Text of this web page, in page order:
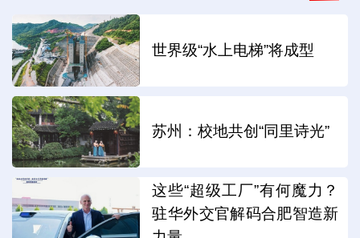
世界级“水上电梯”将成型
苏州：校地共创“同里诗光”
这些“超级工厂”有何魔力？
驻华外交官解码合肥智造新